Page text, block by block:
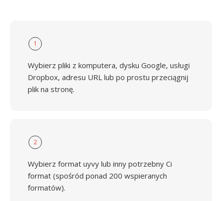
1
Wybierz pliki z komputera, dysku Google, usługi
Dropbox, adresu URL lub po prostu przeciągnij
plik na stronę.
2
Wybierz format uyvy lub inny potrzebny Ci
format (spośród ponad 200 wspieranych
formatów).